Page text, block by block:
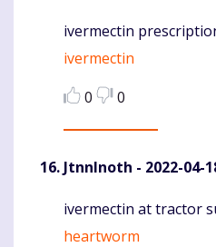
Komentaras
ivermectin
ivermectin
0
0
JtnnInoth - 2022-04-
Komentaras
ivermectin at tractor
heartworm